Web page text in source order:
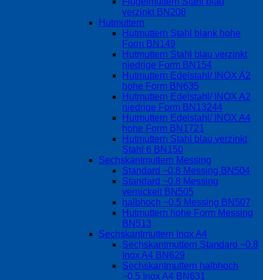
verzinkt BN208
Hutmuttern
Hutmuttern Stahl blank hohe
Form BN149
Hutmuttern Stahl blau verzinkt
niedrige Form BN154
Hutmuttern Edelstahl/ INOX A2
hohe Form BN635
Hutmuttern Edelstahl/ INOX A2
niedrige Form BN13244
Hutmuttern Edelstahl/ INOX A4
hohe Form BN1721
Hutmuttern Stahl blau verzinkt
Stahl 6 BN150
Sechskantmuttern Messing
Standard ~0.8 Messing BN504
Standard ~0.8 Messing
vernickelt BN505
halbhoch ~0.5 Messing BN507
Hutmuttern hohe Form Messing
BN513
Sechskantmuttern Inox A4
Sechskantmuttern Standard ~0.8
Inox A4 BN629
Sechskantmuttern halbhoch
~0.5 Inox A4 BN631